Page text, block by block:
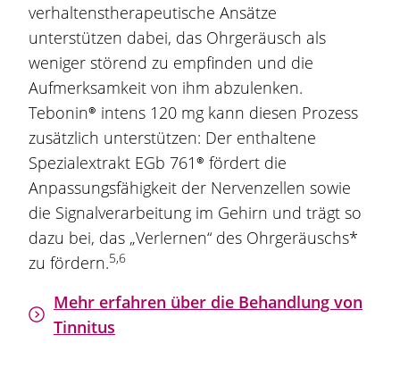
verhaltenstherapeutische Ansätze
unterstützen dabei, das Ohrgeräusch als
weniger störend zu empfinden und die
Aufmerksamkeit von ihm abzulenken.
Tebonin® intens 120 mg kann diesen Prozess
zusätzlich unterstützen: Der enthaltene
Spezialextrakt EGb 761® fördert die
Anpassungsfähigkeit der Nervenzellen sowie
die Signalverarbeitung im Gehirn und trägt so
dazu bei, das „Verlernen“ des Ohrgeräuschs*
zu fördern.5,6
Mehr erfahren über die Behandlung von
Tinnitus